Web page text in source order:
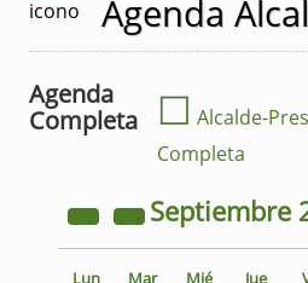
Agenda
Agenda
Completa
☐ Alcalde-
Completa
Septiembre
Lun Mar Mié Jue